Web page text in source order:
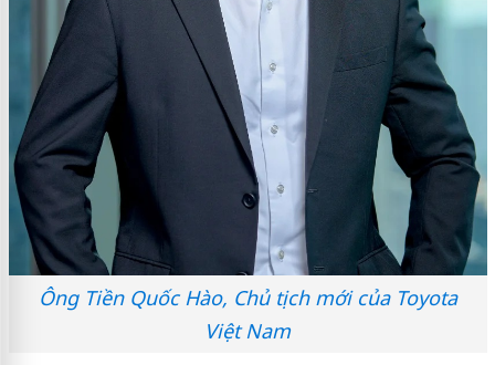
Ông Tiền Quốc Hào, Chủ tịch mới của Toyota
Việt Nam